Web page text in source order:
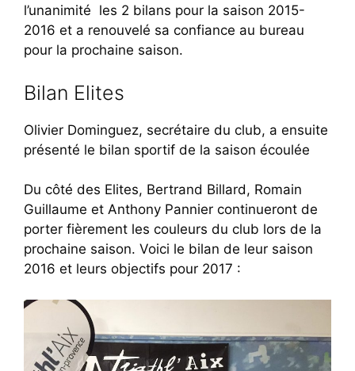
l’unanimité les 2 bilans pour la saison 2015-
2016 et a renouvelé sa confiance au bureau
pour la prochaine saison.
Bilan Elites
Olivier Dominguez, secrétaire du club, a ensuite
présenté le bilan sportif de la saison écoulée
Du côté des Elites, Bertrand Billard, Romain
Guillaume et Anthony Pannier continueront de
porter fièrement les couleurs du club lors de la
prochaine saison. Voici le bilan de leur saison
2016 et leurs objectifs pour 2017 :